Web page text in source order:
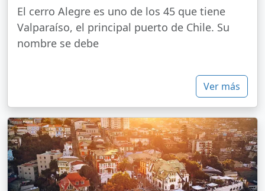
El cerro Alegre es uno de los 45 que tiene
Valparaíso, el principal puerto de Chile. Su
nombre se debe
Ver más